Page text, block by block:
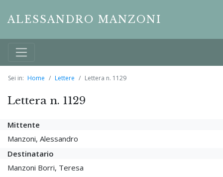
ALESSANDRO MANZONI
Sei in: Home Lettere Lettera n. 1129
Lettera n. 1129
Mittente
Manzoni, Alessandro
Destinatario
Manzoni Borri, Teresa